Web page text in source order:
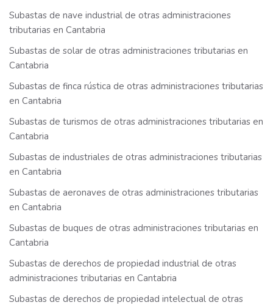
Subastas de nave industrial de otras administraciones
tributarias en Cantabria
Subastas de solar de otras administraciones tributarias en
Cantabria
Subastas de finca rústica de otras administraciones tributarias
en Cantabria
Subastas de turismos de otras administraciones tributarias en
Cantabria
Subastas de industriales de otras administraciones tributarias
en Cantabria
Subastas de aeronaves de otras administraciones tributarias
en Cantabria
Subastas de buques de otras administraciones tributarias en
Cantabria
Subastas de derechos de propiedad industrial de otras
administraciones tributarias en Cantabria
Subastas de derechos de propiedad intelectual de otras